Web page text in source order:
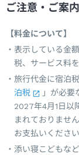
ご注意・ご案内
【料金について】
表示している金
税、サービス料を
旅行代金に宿泊
泊税
」が必要
2027年4月1日以
まれておりませ
お支払いください
添い寝こどもな